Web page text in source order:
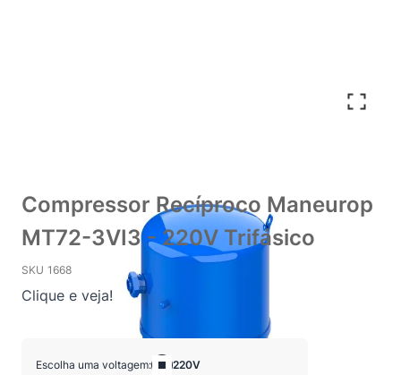
Compressor Recíproco Maneurop
MT72-3VI3 - 220V Trifásico
SKU 1668
Clique e veja!
Escolha uma voltagem: 220V